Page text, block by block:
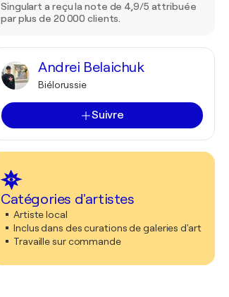
Singulart a reçu la note de 4,9/5 attribuée
par plus de 20 000 clients.
Andrei Belaichuk
Biélorussie
Suivre
Catégories d'artistes
Artiste local
Inclus dans des curations de galeries d'art
Travaille sur commande